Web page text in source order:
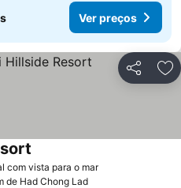
Ver preços
Partilhar
com vista para o marVer preços
de Had Chong Lad